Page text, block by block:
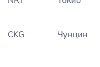
CKG Чунцин